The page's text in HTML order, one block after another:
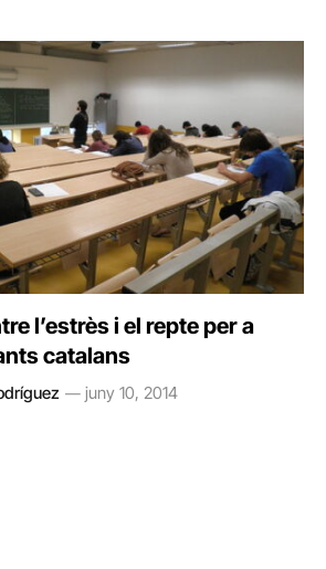
l’estrès i el repte per a
catalans
juny 10, 2014